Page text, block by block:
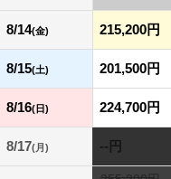
8/14(金) 215,200円
8/15(土) 201,500円
8/16(日) 224,700円
8/17(月) --円